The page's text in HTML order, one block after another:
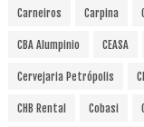
Carneiros Carpina
CBA Alumpinio CEASA
Cervejaria Petrópolis
CHB Rental Cobasi